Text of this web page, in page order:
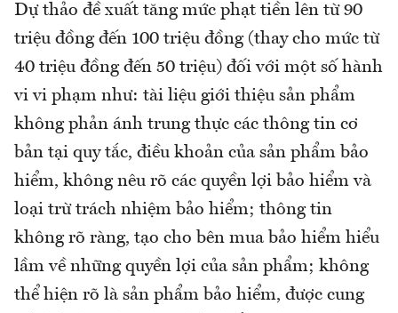
Dự thảo đề xuất tăng mức phạt tiền lên từ 90
triệu đồng đến 100 triệu đồng (thay cho mức từ
40 triệu đồng đến 50 triệu) đối với một số hành
vi vi phạm như: tài liệu giới thiệu sản phẩm
không phản ánh trung thực các thông tin cơ
bản tại quy tắc, điều khoản của sản phẩm bảo
hiểm, không nêu rõ các quyền lợi bảo hiểm và
loại trừ trách nhiệm bảo hiểm; thông tin
không rõ ràng, tạo cho bên mua bảo hiểm hiểu
lầm về những quyền lợi của sản phẩm; không
thể hiện rõ là sản phẩm bảo hiểm, được cung